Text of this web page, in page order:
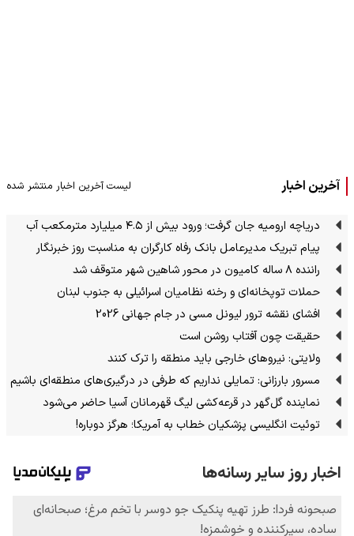
آخرین اخبار لیست آخرین اخبار منتشر شده
دریاچه ارومیه جان گرفت؛ ورود بیش از ۴.۵ میلیارد مترمکعب آب
پیام تبریک مدیرعامل بانک رفاه کارگران به مناسبت روز خبرنگار
راننده ۸ ساله کامیون در محور شاهین شهر متوقف شد
حملات توپخانه‌ای و رخنه نظامیان اسرائیلی به جنوب لبنان
افشای نقشه ترور لیونل مسی در جام جهانی 2026
حقیقت چون آفتاب روشن است
ولایتی: نیروهای خارجی باید منطقه را ترک کنند
مسرور بارزانی: تمایلی نداریم که طرفی در درگیری‌های منطقه‌ای باشیم
نماینده گل‌گهر در قرعه‌کشی لیگ قهرمانان آسیا حاضر می‌شود
توئیت انگلیسی پزشکیان خطاب به آمریکا؛ هرگز دوباره!